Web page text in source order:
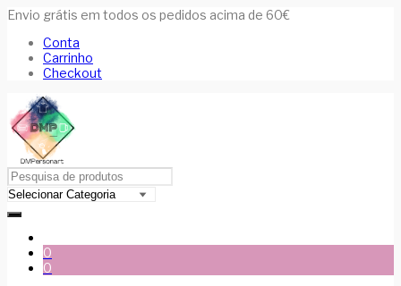
Envio grátis em todos os pedidos acima de 60€
Conta
Carrinho
Checkout
0
0